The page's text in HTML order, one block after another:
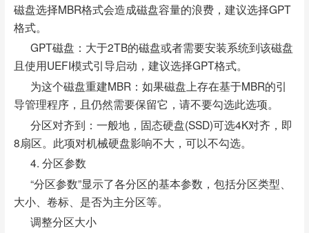
磁盘选择MBR格式会造成磁盘容量的浪费，建议选择GPT
格式。
GPT磁盘：大于2TB的磁盘或者需要安装系统到该磁盘
且使用UEFI模式引导启动，建议选择GPT格式。
为这个磁盘重建MBR：如果磁盘上存在基于MBR的引
导管理程序，且仍然需要保留它，请不要勾选此选项。
分区对齐到：一般地，固态硬盘(SSD)可选4K对齐，即
8扇区。此项对机械硬盘影响不大，可以不勾选。
4. 分区参数
“分区参数”显示了各分区的基本参数，包括分区类型、
大小、卷标、是否为主分区等。
调整分区大小